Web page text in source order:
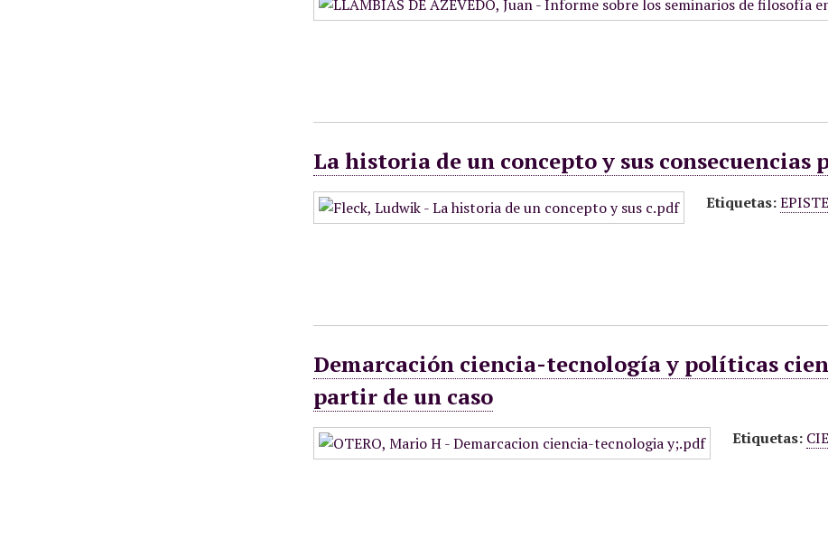
La historia de un concepto y sus
Etiquetas:
Demarcación ciencia-tecnología y políticas
partir de un caso
Etiquetas: